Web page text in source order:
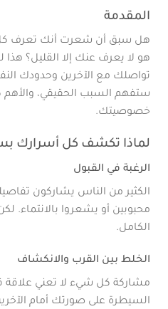
المقدمة
هل سبق أن شعرت أنك تعرف
هو لا يعرف عنك إلا القليل؟
تواصلك مع الآخرين وحدودك
ستفهم السبب الحقيقي،
خصوصيتك.
لماذا تكشف كل أسرارك
الرغبة في القبول
الكثير من الناس يشاركون
محبوبين أو يشعروا بالانتماء.
الكامل.
الخلط بين القرب والانكشاف
مشاركة كل شيء لا تعني علاقة
السيطرة على صورتك أمام